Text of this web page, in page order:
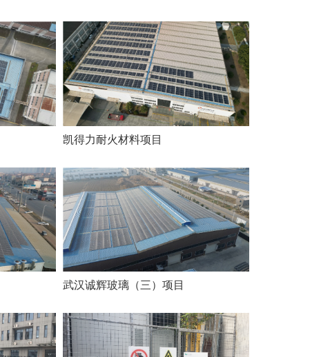
凯得力耐火材料项目
武汉诚辉玻璃（三）项目